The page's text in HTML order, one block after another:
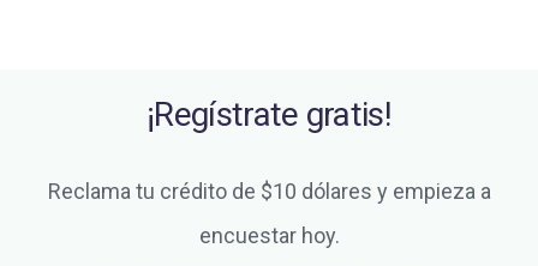
¡Regístrate gratis!
Reclama tu crédito de $10 dólares y empieza a
encuestar hoy.